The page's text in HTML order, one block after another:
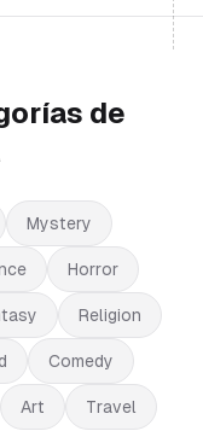
de
Mystery
Horror
Religion
Comedy
Art Travel